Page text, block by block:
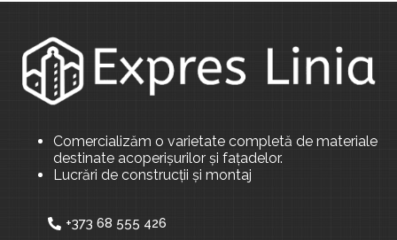
Comercializăm o varietate completă de materiale
destinate acoperișurilor și fațadelor.
Lucrări de construcții și montaj
+373 68 555 426